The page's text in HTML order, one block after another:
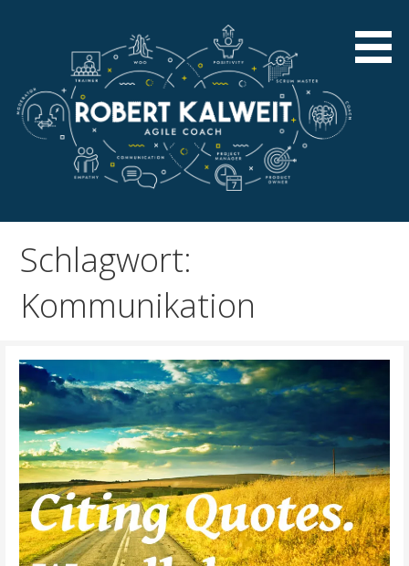
Robert Kalweit – Agile
Coach
Schlagwort:
Kommunikation